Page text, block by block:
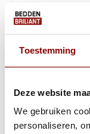
Toestemming
Deze website
We gebruiken
personaliseren,
999 499
Bekijken